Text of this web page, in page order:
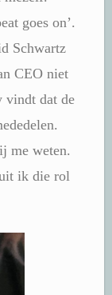
goes on’.
Schwartz
CEO niet
vindt dat de
me weten.
ik die rol